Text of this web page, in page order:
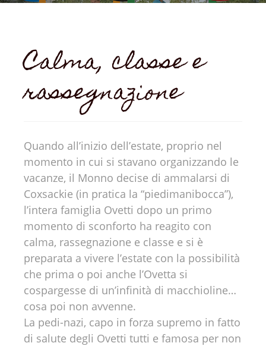
Calma, classe e
rassegnazione
Quando all’inizio dell’estate, proprio nel
momento in cui si stavano organizzando le
vacanze, il Monno decise di ammalarsi di
Coxsackie (in pratica la “piedimanibocca”),
l’intera famiglia Ovetti dopo un primo
momento di sconforto ha reagito con
calma, rassegnazione e classe e si è
preparata a vivere l’estate con la possibilità
che prima o poi anche l’Ovetta si
cospargesse di un’infinità di macchioline…
cosa poi non avvenne.
La pedi-nazi, capo in forza supremo in fatto
di salute degli Ovetti tutti e famosa per non